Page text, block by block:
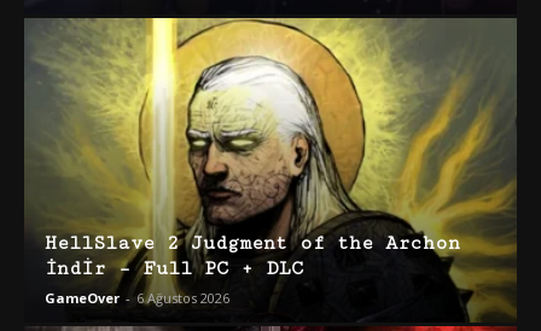
HellSlave 2 Judgment of the Archon
İndir – Full PC + DLC
GameOver - 6 Ağustos 2026